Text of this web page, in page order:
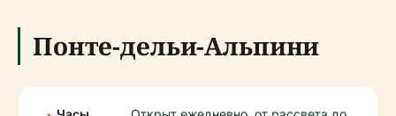
Понте-дельи-Альпини